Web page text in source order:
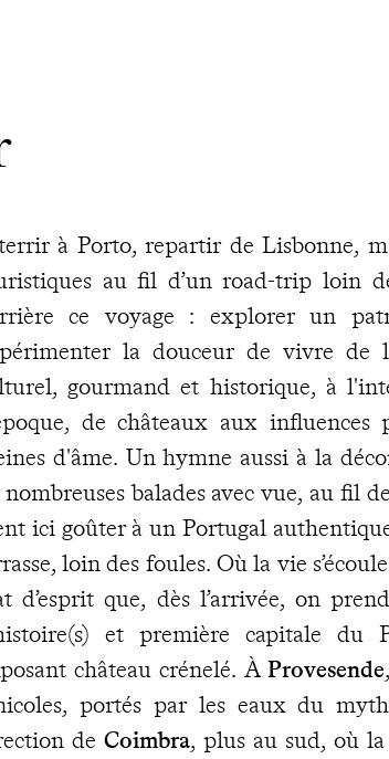
à Porto, repartir de Lisbonne,
au fil d’un road-trip loin
ce voyage : explorer un
la douceur de vivre de
gourmand et historique, à
de châteaux aux
d'âme. Un hymne aussi à la
balades avec vue, au fil
ici goûter à un Portugal
loin des foules. Où la vie
d’esprit que, dès l’arrivée, on
et première capitale du
château crénelé. À Provesende
portés par les eaux du
de Coimbra, plus au sud, où